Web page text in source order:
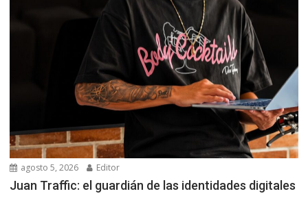
agosto 5, 2026 Editor
Juan Traffic: el guardián de las identidades digitales